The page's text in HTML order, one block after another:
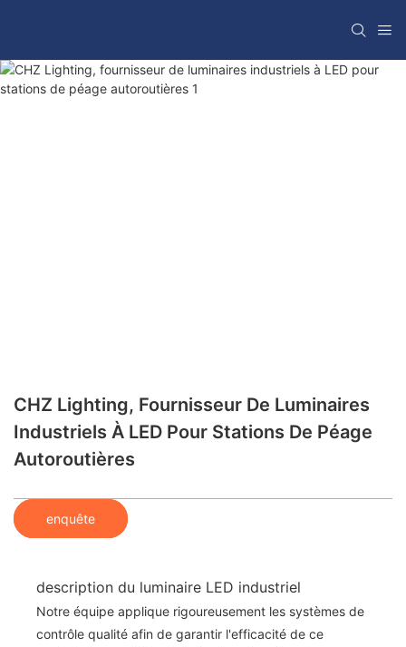
CHZ Lighting, Fournisseur De Luminaires
Industriels À LED Pour Stations De Péage
Autoroutières
enquête
description du luminaire LED industriel
Notre équipe applique rigoureusement les systèmes de
contrôle qualité afin de garantir l'efficacité de ce